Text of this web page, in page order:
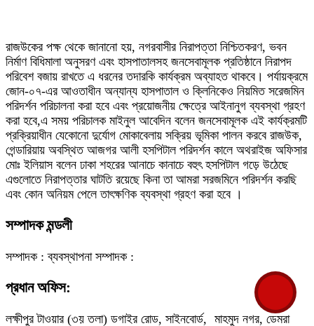
রাজউকের পক্ষ থেকে জানানো হয়, নগরবাসীর নিরাপত্তা নিশ্চিতকরণ, ভবন
নির্মাণ বিধিমালা অনুসরণ এবং হাসপাতালসহ জনসেবামূলক প্রতিষ্ঠানে নিরাপদ
পরিবেশ বজায় রাখতে এ ধরনের তদারকি কার্যক্রম অব্যাহত থাকবে। পর্যায়ক্রমে
জোন-০৭-এর আওতাধীন অন্যান্য হাসপাতাল ও ক্লিনিকেও নিয়মিত সরেজমিন
পরিদর্শন পরিচালনা করা হবে এবং প্রয়োজনীয় ক্ষেত্রে আইনানুগ ব্যবস্থা গ্রহণ
করা হবে,এ সময় পরিচালক মাইনুল আবেদিন বলেন জনসেবামূলক এই কার্যক্রমটি
প্রক্রিয়াধীন যেকোনো দুর্যোগ মোকাবেলায় সক্রিয় ভূমিকা পালন করবে রাজউক,
গেন্ডারিয়ায় অবস্থিত আজগর আলী হসপিটাল পরিদর্শন কালে অথরাইজ অফিসার
মোঃ ইলিয়াস বলেন ঢাকা শহরের আনাচে কানাচে বহুৎ হসপিটাল গড়ে উঠেছে
এগুলোতে নিরাপত্তার ঘাটতি রয়েছে কিনা তা আমরা সরজমিনে পরিদর্শন করছি
এবং কোন অনিয়ম পেলে তাৎক্ষণিক ব্যবস্থা গ্রহণ করা হবে ।
সম্পাদক মন্ডলী
সম্পাদক :ব্যবস্থাপনা সম্পাদক :
প্রধান অফিস:
লক্ষীপুর টাওয়ার (৩য় তলা) ডগাইর রোড, সাইনবোর্ড, মাহমুদ নগর, ডেমরা